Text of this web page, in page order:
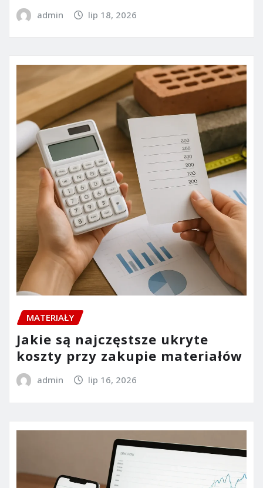
admin lip 18, 2026
MATERIAŁY
Jakie są najczęstsze ukryte
koszty przy zakupie materiałów
admin lip 16, 2026